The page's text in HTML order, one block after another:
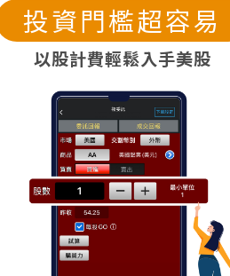
投資門檻超容易
以股計費輕鬆入手美股